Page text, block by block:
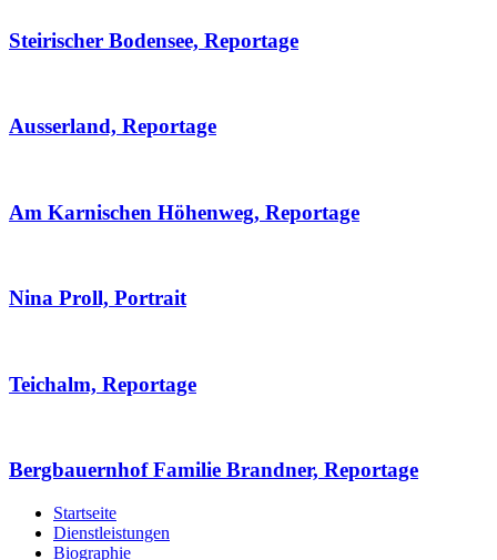
Steirischer Bodensee, Reportage
Ausserland, Reportage
Am Karnischen Höhenweg, Reportage
Nina Proll, Portrait
Teichalm, Reportage
Bergbauernhof Familie Brandner, Reportage
Startseite
Dienstleistungen
Biographie